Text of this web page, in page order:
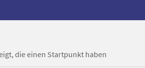
die einen Startpunkt haben